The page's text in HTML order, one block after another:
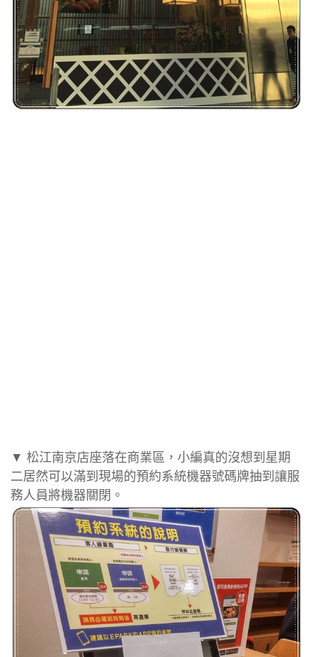
▼ 松江南京店座落在商業區，小編真的沒想到星期
二居然可以滿到現場的預約系統機器號碼牌抽到讓服
務人員將機器關閉。